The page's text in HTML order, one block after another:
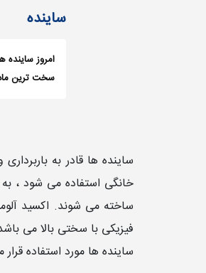
ساینده
امروز ساینده
سخت ترین
ساینده ها قادر به
خانگی استفاده می شود ،
ساخته می شوند. اکسید
فیزیکی با سختی بالا می
ساینده ها مورد استفاده قرار